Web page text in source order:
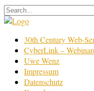
Skip
to
Film
Bearbeitung
30th Century Web-
CyberLink –
Uwe Wenz
Impressum
Datenschutz